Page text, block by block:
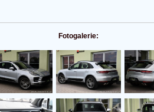
Fotogalerie: